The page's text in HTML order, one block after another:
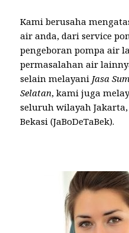
Kami berusaha
air anda, dari service
pengeboran pompa air
permasalahan air
selain melayani Jasa
Selatan, kami juga
seluruh wilayah Jakarta,
Bekasi (JaBoDeTaBek).